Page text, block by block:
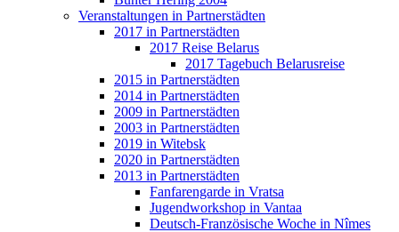
Veranstaltungen in Partnerstädten
2017 in Partnerstädten
2017 Reise Belarus
2017 Tagebuch Belarusreise
2015 in Partnerstädten
2014 in Partnerstädten
2009 in Partnerstädten
2003 in Partnerstädten
2019 in Witebsk
2020 in Partnerstädten
2013 in Partnerstädten
Fanfarengarde in Vratsa
Jugendworkshop in Vantaa
Deutsch-Französische Woche in Nîmes